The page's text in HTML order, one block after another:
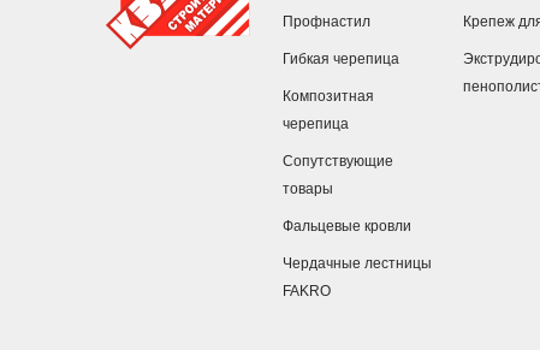
Профнастил
Гибкая черепица
Композитная
черепица
Сопутствующие
товары
Фальцевые кровли
Чердачные лестницы
FAKRO
Крепеж